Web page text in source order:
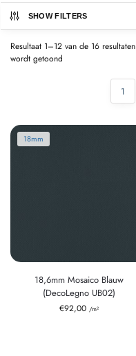
SHOW FILTERS
Resultaat 1–12 van de 16 resultaten
wordt getoond
1
18mm
18,6mm Mosaico Blauw
(DecoLegno UB02)
€92,00 /m²